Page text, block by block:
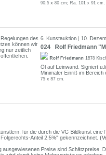
90,5 x 80 cm; Ra. 101 x 91 cm.
6. Kunstauktion | 10.
024 Rolf Friedmann
Rolf Friedmann 1878
Öl auf Leinwand. Signiert
Minimaler Einriß im Bereich
75 x 87 cm.
für die durch die VG Bildkunst
Anteil 2,5%" gekennzeichnet.
ausgewiesenen Preise sind Schätzpreise.